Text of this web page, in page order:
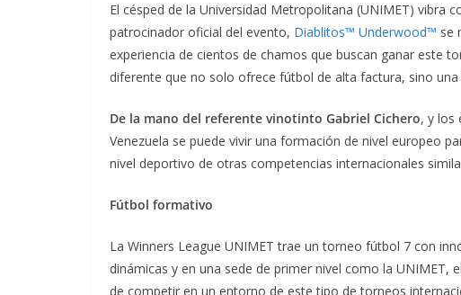
El césped de la Universidad Metropolitana (UNIMET) vibra
patrocinador oficial del evento, Diablitos™ Underwood™ se
experiencia de cientos de chamos que buscan ganar este
diferente que no solo ofrece fútbol de alta factura, sino
De la mano del referente vinotinto Gabriel Cichero, y los
Venezuela se puede vivir una formación de nivel europeo
nivel deportivo de otras competencias internacionales
Fútbol formativo
La Winners League UNIMET trae un torneo fútbol 7 con
dinámicas y en una sede de primer nivel como la
de competir en un entorno de este tipo de torneos